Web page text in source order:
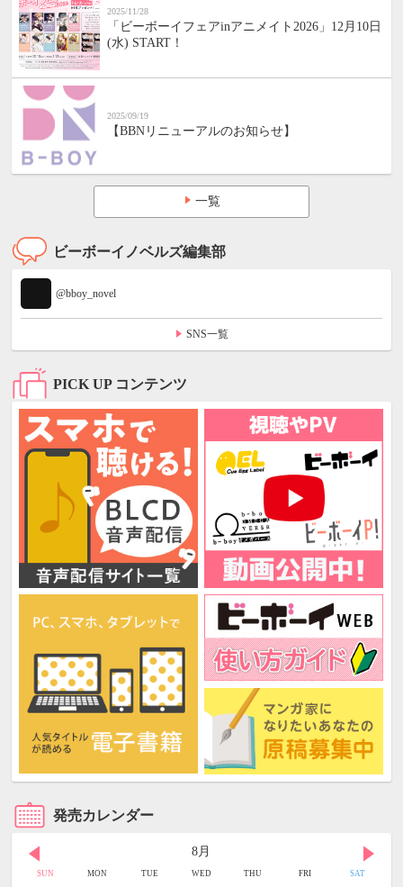
2025/11/28
「ビーボーイフェアinアニメイト2026」12月10日
(水) START！
2025/09/19
【BBNリニューアルのお知らせ】
一覧
ビーボーイノベルズ編集部
@bboy_novel
SNS一覧
PICK UP コンテンツ
発売カレンダー
8月
SUN MON TUE WED THU FRI SAT